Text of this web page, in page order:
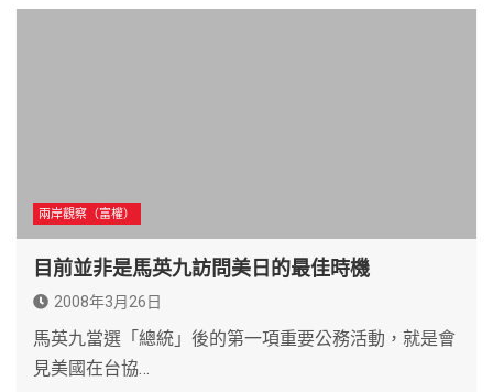
兩岸觀察（富權）
目前並非是馬英九訪問美日的最佳時機
2008年3月26日
馬英九當選「總統」後的第一項重要公務活動，就是會
見美國在台協…